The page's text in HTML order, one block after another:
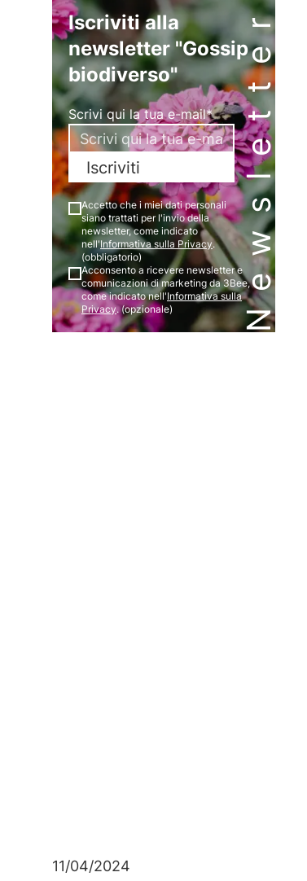
Newsletter
Iscriviti alla
newsletter "Gossip
biodiverso"
Scrivi qui la tua e-mail*
Iscriviti
Accetto che i miei dati personali
siano trattati per l'invio della
newsletter, come indicato
nell'Informativa sulla Privacy.
(obbligatorio)
Acconsento a ricevere newsletter e
comunicazioni di marketing da 3Bee,
come indicato nell'Informativa sulla
Privacy. (opzionale)
11/04/2024